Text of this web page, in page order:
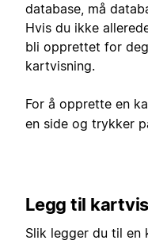
database, må
Hvis du ikke
bli opprettet for
kartvisning.
For å opprette en
en side og trykker
Legg til
Slik legger du til en